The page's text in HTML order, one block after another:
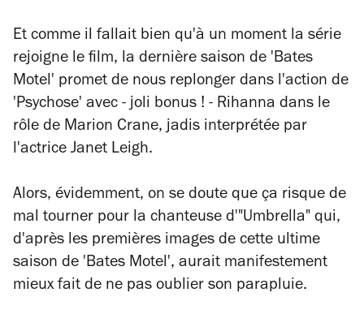
Et comme il fallait bien qu'à un moment la série
rejoigne le film, la dernière saison de 'Bates
Motel' promet de nous replonger dans l'action de
'Psychose' avec - joli bonus ! - Rihanna dans le
rôle de Marion Crane, jadis interprétée par
l'actrice Janet Leigh.
Alors, évidemment, on se doute que ça risque de
mal tourner pour la chanteuse d'"Umbrella" qui,
d'après les premières images de cette ultime
saison de 'Bates Motel', aurait manifestement
mieux fait de ne pas oublier son parapluie.